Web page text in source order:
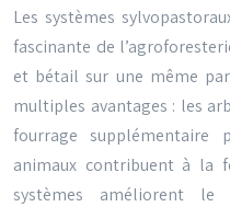
Les systèmes
fascinante de
et bétail sur une même
multiples avantages : les
fourrage
animaux contribuent à la
systèmes améliorent